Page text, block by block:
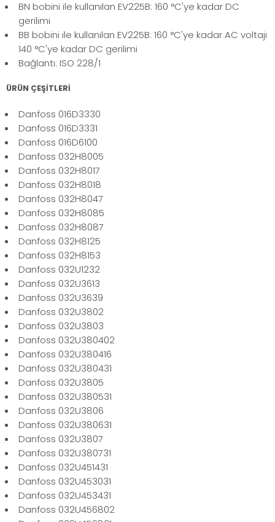
BN bobini ile kullanılan EV225B: 160 °C'ye kadar DC
gerilimi
BB bobini ile kullanılan EV225B: 160 °C'ye kadar AC voltajı
140 °C'ye kadar DC gerilimi
Bağlantı: ISO 228/1
ÜRÜN ÇEŞİTLERİ
Danfoss 016D3330
Danfoss 016D3331
Danfoss 016D6100
Danfoss 032H8005
Danfoss 032H8017
Danfoss 032H8018
Danfoss 032H8047
Danfoss 032H8085
Danfoss 032H8087
Danfoss 032H8125
Danfoss 032H8153
Danfoss 032U1232
Danfoss 032U3613
Danfoss 032U3639
Danfoss 032U3802
Danfoss 032U3803
Danfoss 032U380402
Danfoss 032U380416
Danfoss 032U380431
Danfoss 032U3805
Danfoss 032U380531
Danfoss 032U3806
Danfoss 032U380631
Danfoss 032U3807
Danfoss 032U380731
Danfoss 032U451431
Danfoss 032U453031
Danfoss 032U453431
Danfoss 032U456802